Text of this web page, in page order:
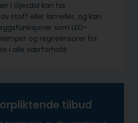
i Gjesdal kan ha
stoff eller lameller, og kan
som LED-
og regnsensorer for
i alle værforhold.
tilbud